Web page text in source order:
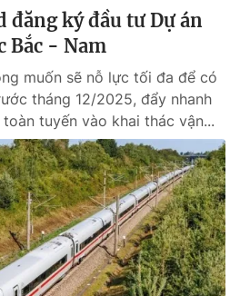
lai
đăng ký đầu tư Dự án
Bắc - Nam
muốn sẽ nỗ lực tối đa để có
tháng 12/2025, đẩy nhanh
tuyến vào khai thác vận...